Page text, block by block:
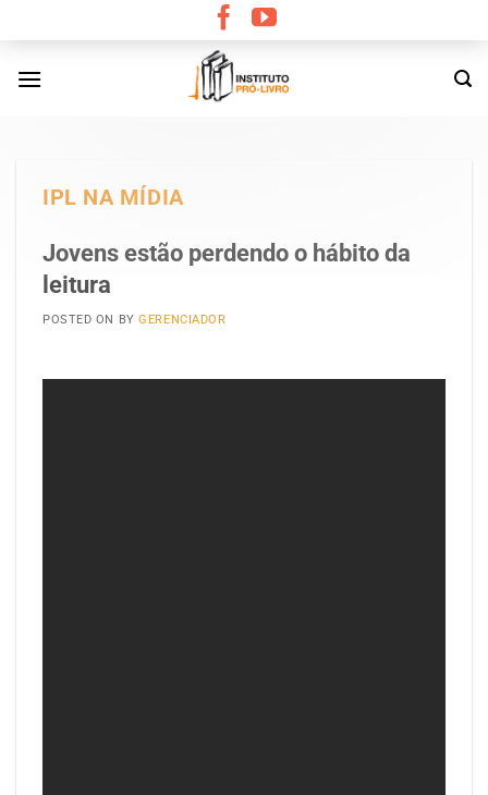
content
IPL NA MÍDIA
Jovens estão perdendo o hábito da
leitura
POSTED ON BYGERENCIADOR